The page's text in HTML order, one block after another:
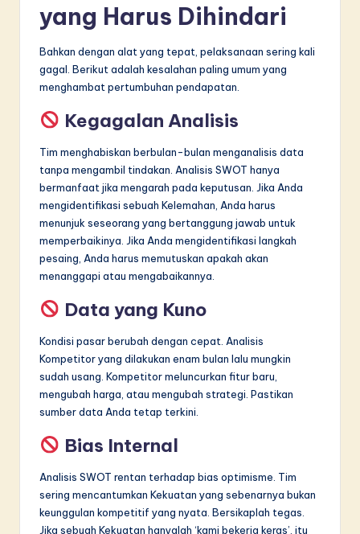
yang Harus Dihindari
Bahkan dengan alat yang tepat, pelaksanaan sering kali
gagal. Berikut adalah kesalahan paling umum yang
menghambat pertumbuhan pendapatan.
Kegagalan Analisis
Tim menghabiskan berbulan-bulan menganalisis data
tanpa mengambil tindakan. Analisis SWOT hanya
bermanfaat jika mengarah pada keputusan. Jika Anda
mengidentifikasi sebuah Kelemahan, Anda harus
menunjuk seseorang yang bertanggung jawab untuk
memperbaikinya. Jika Anda mengidentifikasi langkah
pesaing, Anda harus memutuskan apakah akan
menanggapi atau mengabaikannya.
Data yang Kuno
Kondisi pasar berubah dengan cepat. Analisis
Kompetitor yang dilakukan enam bulan lalu mungkin
sudah usang. Kompetitor meluncurkan fitur baru,
mengubah harga, atau mengubah strategi. Pastikan
sumber data Anda tetap terkini.
Bias Internal
Analisis SWOT rentan terhadap bias optimisme. Tim
sering mencantumkan Kekuatan yang sebenarnya bukan
keunggulan kompetitif yang nyata. Bersikaplah tegas.
Jika sebuah Kekuatan hanyalah ‘kami bekerja keras’, itu